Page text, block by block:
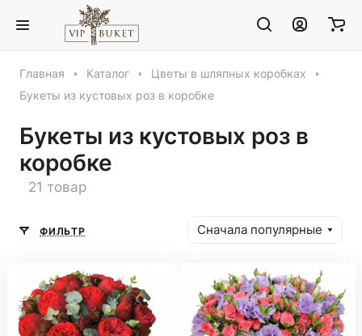
Главная Каталог
Цветы в шляпных коробках
Букеты из кустовых роз в коробке
Букеты из кустовых роз в
коробке
21 товар
ФИЛЬТР Сначала популярные